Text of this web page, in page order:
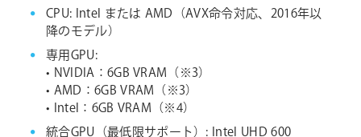
CPU: Intel または AMD（AVX命令対応、2016年以
降のモデル）
専用GPU:
• NVIDIA：6GB VRAM（※3）
• AMD：6GB VRAM（※3）
• Intel：6GB VRAM（※4）
統合GPU（最低限サポート）: Intel UHD 600